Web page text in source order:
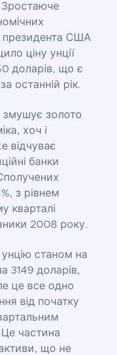
Зростаюче
президента США
ціну унції
доларів, що є
останній рік.
золото
хоч і
відчуває
банки
з рівнем
кварталі
2008 року.
станом на
3149 доларів,
це все одно
від початку
частина
що не